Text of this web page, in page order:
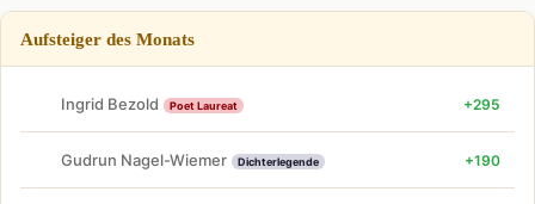
Aufsteiger des Monats
Ingrid Bezold Poet Laureat +295
Gudrun Nagel-Wiemer Dichterlegende +190